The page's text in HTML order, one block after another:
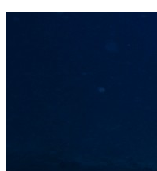
Das
umgezogen